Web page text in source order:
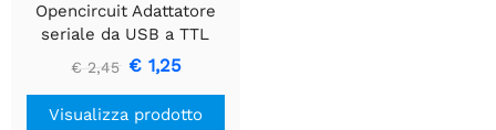
Opencircuit Adattatore
seriale da USB a TTL
FT232RL
€ 2,45 € 1,25
Visualizza prodotto